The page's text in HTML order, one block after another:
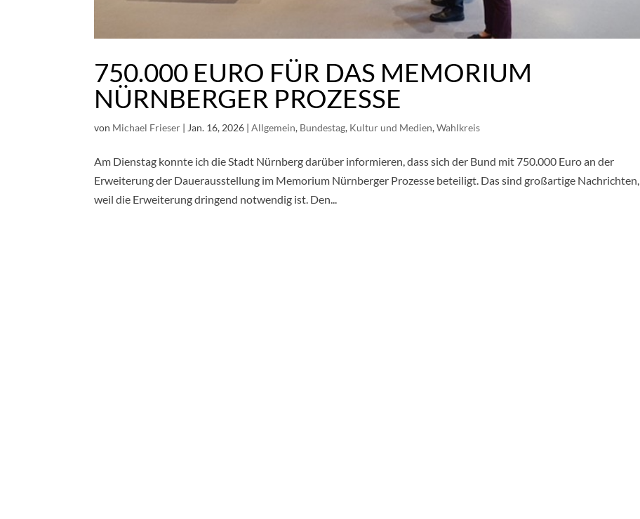
750.000 EURO FÜR DAS MEMORIUM
NÜRNBERGER PROZESSE
von Michael Frieser | Jan. 16, 2026 |Allgemein, Bundestag, Kultur und Medien,Wahlkreis
Am Dienstag konnte ich die Stadt Nürnberg darüber informieren, dass sich der Bund mit 750.000 Euro an der
Erweiterung der Dauerausstellung im Memorium Nürnberger Prozesse beteiligt. Das sind großartige Nachrichten,
weil die Erweiterung dringend notwendig ist. Den...